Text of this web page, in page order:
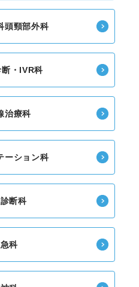
頭頸部外科
・IVR科
治療科
ーション科
断科
科